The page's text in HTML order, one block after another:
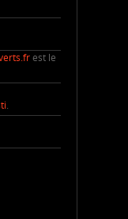
est le
.